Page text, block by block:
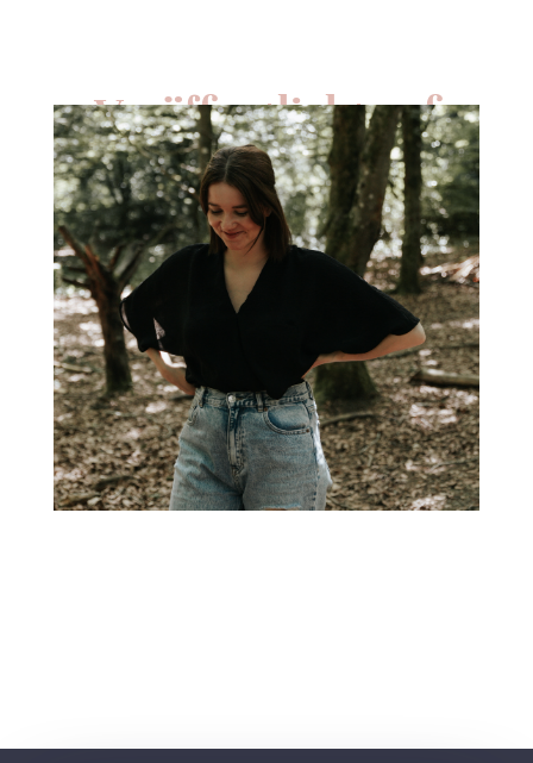
Veröffentlicht auf
BOOKS ON DEMAND